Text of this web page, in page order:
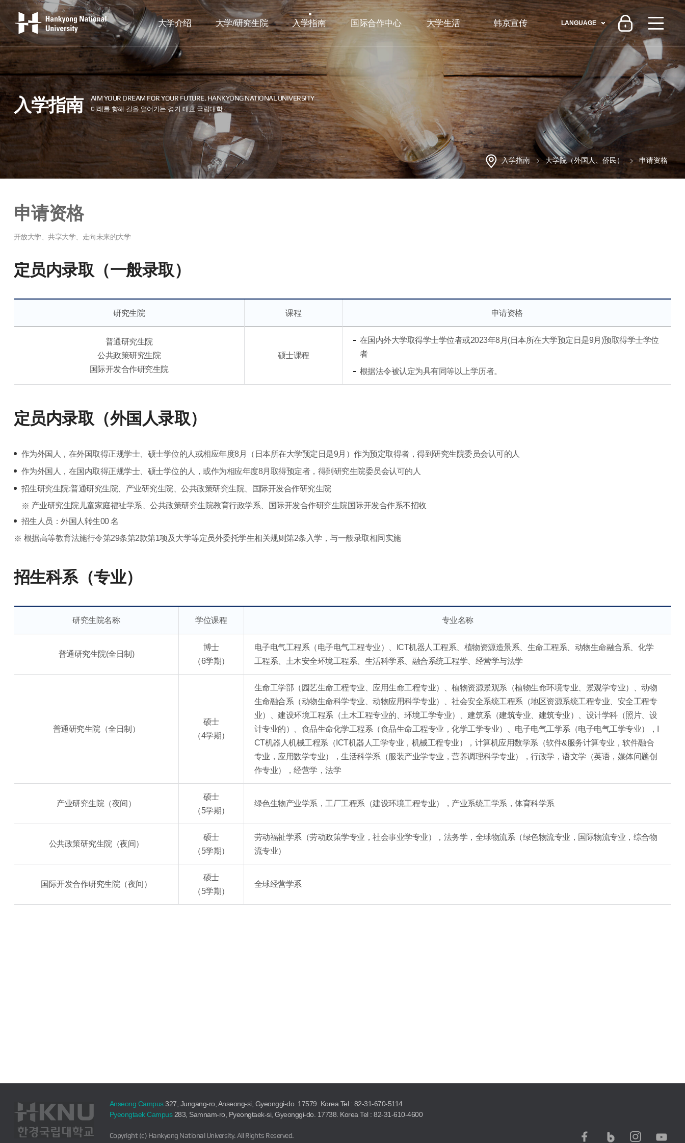
大学介绍 大学/研究生院 入学指南 国际合作中心 大学生活 韩京宣传 LANGUAGE
入学指南
入学指南 大学院（外国人、侨民） 申请资格
申请资格
定员内录取（一般录取）
研究生院 课程 申请资格
普通研究生院
公共政策研究生院
国际开发合作研究生院
硕士课程
在国内外大学取得学士学位者或2023年8月(日本所在大学预定日是9月)预取得学士学位
者
根据法令被认定为具有同等以上学历者。
定员内录取（外国人录取）
作为外国人，在外国取得正规学士、硕士学位的人或相应年度8月（日本所在大学预定日是9月）作为预定取得者，得到研究生院委员会认可的人
作为外国人，在国内取得正规学士、硕士学位的人，或作为相应年度8月取得预定者，得到研究生院委员会认可的人
招生研究生院:普通研究生院、产业研究生院、公共政策研究生院、国际开发合作研究生院
产业研究生院儿童家庭福祉学系、公共政策研究生院教育行政学系、国际开发合作研究生院国际开发合作系不招收
招生人员：外国人转生00 名
根据高等教育法施行令第29条第2款第1项及大学等定员外委托学生相关规则第2条入学，与一般录取相同实施
招生科系（专业）
研究生院名称 学位课程 专业名称
普通研究生院(全日制)
博士
（6学期）
电子电气工程系（电子电气工程专业）、ICT机器人工程系、植物资源造景系、生命工程系、动物生命融合系、化学
工程系、土木安全环境工程系、生活科学系、融合系统工程学、经营学与法学
普通研究生院（全日制）
硕士
（4学期）
生命工学部（园艺生命工程专业、应用生命工程专业）、植物资源景观系（植物生命环境专业、景观学专业）、动物
生命融合系（动物生命科学专业、动物应用科学专业）、社会安全系统工程系（地区资源系统工程专业、安全工程专
业）、建设环境工程系（土木工程专业的、环境工学专业）、建筑系（建筑专业、建筑专业）、设计学科（照片、设
计专业的）、食品生命化学工程系（食品生命工程专业，化学工学专业）、电子电气工学系（电子电气工学专业），I
CT机器人机械工程系（ICT机器人工学专业，机械工程专业），计算机应用数学系（软件&服务计算专业，软件融合
专业，应用数学专业），生活科学系（服装产业学专业，营养调理科学专业），行政学，语文学（英语，媒体问题创
作专业），经营学，法学
产业研究生院（夜间）
硕士
（5学期）
绿色生物产业学系，工厂工程系（建设环境工程专业），产业系统工学系，体育科学系
公共政策研究生院（夜间）
硕士
（5学期）
劳动福祉学系（劳动政策学专业，社会事业学专业），法务学，全球物流系（绿色物流专业，国际物流专业，综合物
流专业）
国际开发合作研究生院（夜间）
硕士
（5学期）
全球经营学系
Anseong Campus327, Jungang-ro, Anseong-si, Gyeonggi-do. 17579. Korea Tel : 82-31-670-5114
Pyeongtaek Campus283, Samnam-ro, Pyeongtaek-si, Gyeonggi-do. 17738. KoreaTel : 82-31-610-4600
Copyright (c) Hankyong National University. All Rights Reserved.